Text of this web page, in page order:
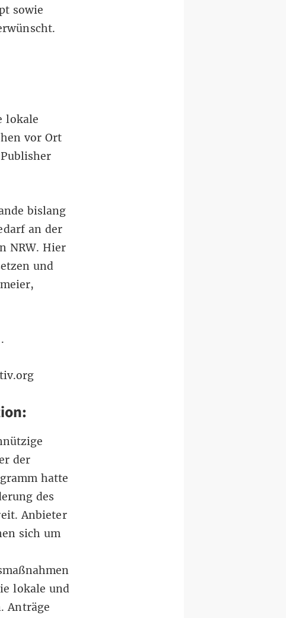
sowie
lokale
vor Ort
bislang
an der
NRW. Hier
und
der
hatte
des
Anbieter
sich um
lokale und
Anträge